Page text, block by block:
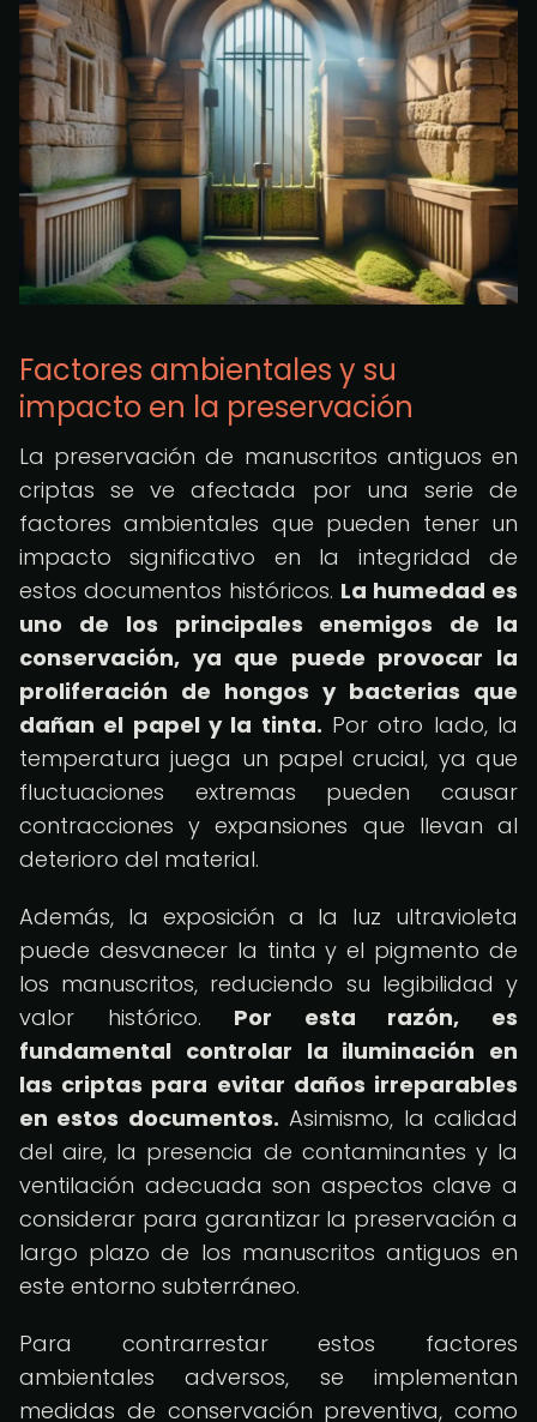
Factores ambientales y su
impacto en la preservación
La preservación de manuscritos antiguos en
criptas se ve afectada por una serie de
factores ambientales que pueden tener un
impacto significativo en la integridad de
estos documentos históricos. La humedad es
uno de los principales enemigos de la
conservación, ya que puede provocar la
proliferación de hongos y bacterias que
dañan el papel y la tinta. Por otro lado, la
temperatura juega un papel crucial, ya que
fluctuaciones extremas pueden causar
contracciones y expansiones que llevan al
deterioro del material.
Además, la exposición a la luz ultravioleta
puede desvanecer la tinta y el pigmento de
los manuscritos, reduciendo su legibilidad y
valor histórico. Por esta razón, es
fundamental controlar la iluminación en
las criptas para evitar daños irreparables
en estos documentos. Asimismo, la calidad
del aire, la presencia de contaminantes y la
ventilación adecuada son aspectos clave a
considerar para garantizar la preservación a
largo plazo de los manuscritos antiguos en
este entorno subterráneo.
Para contrarrestar estos factores
ambientales adversos, se implementan
medidas de conservación preventiva, como